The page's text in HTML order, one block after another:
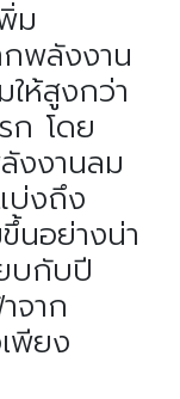
ม
พลังงาน
ห้สูงกว่า
ก โดย
งงานลม
บ่งถึง
นอย่างน่า
บกับปี
จาก
พียง